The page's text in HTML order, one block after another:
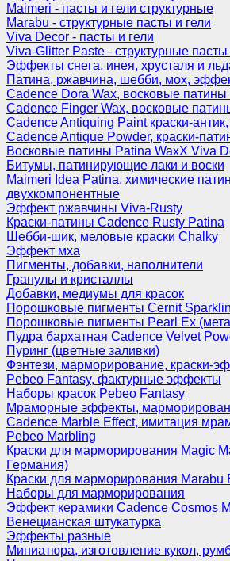
Maimeri - пасты и гели структурные
Marabu - структурные пасты и гели
Viva Decor - пасты и гели
Viva-Glitter Paste - структурные пасты
Эффекты снега, инея, хрусталя и
Патина, ржавчина, шебби, мох,
Cadence Dora Wax, восковые
Cadence Finger Wax, восковые
Сadence Antiquing Paint краски-
Cadence Antique Powder, краски-
Восковые патины Patina WaxX Viva
Битумы, патинирующие лаки и воски
Maimeri Idea Patina, химические
двухкомпонентные
Эффект ржавчины Viva-Rusty
Краски-патины Cadence Rusty Patina
Шебби-шик, меловые краски Chalky
Эффект мха
Пигменты, добавки, наполнители
Гранулы и кристаллы
Добавки, медиумы для красок
Порошковые пигменты Cernit
Порошковые пигменты Pearl Ex
Пудра бархатная Cadence Velvet
Пуринг (цветные заливки)
Фэнтези, марморирование, краски-
Pebeo Fantasy, фактурные эффекты
Наборы красок Pebeo Fantasy
Мраморные эффекты,
Cadence Marble Effect, имитация
Pebeo Marbling
Краски для марморирования Magic
Германия)
Краски для марморирования Marabu
Наборы для марморирования
Эффект керамики Cadence Cosmos
Венецианская штукатурка
Эффекты разные
Миниатюра, изготовление кукол,